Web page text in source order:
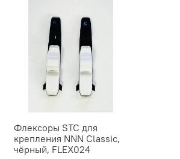
Флексоры STC для
крепления NNN Classic,
чёрный, FLEX024